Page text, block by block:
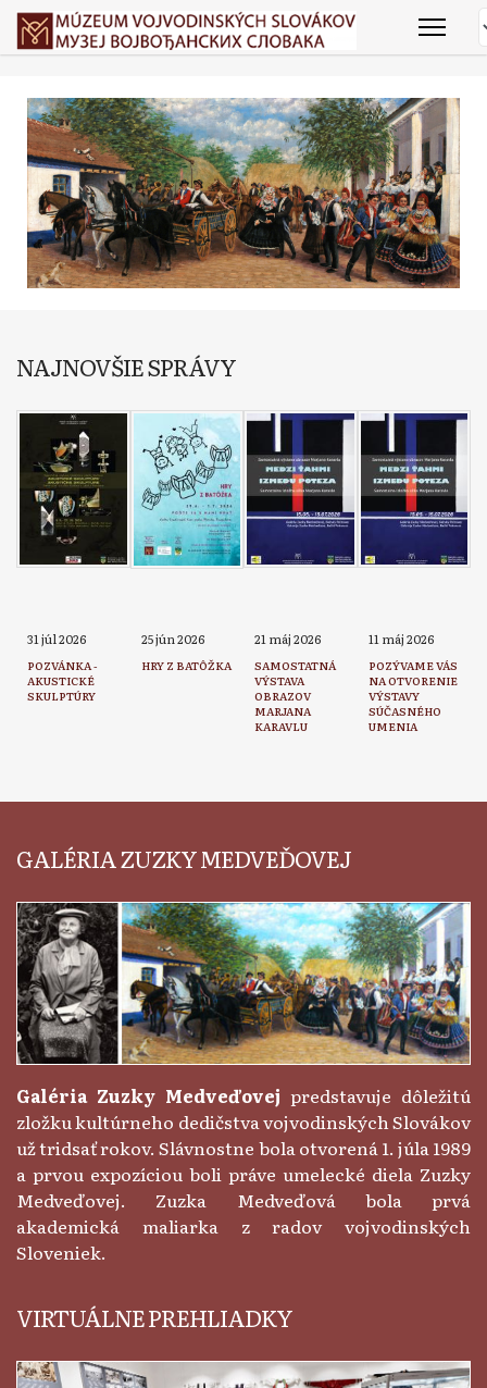
NAJNOVŠIE SPRÁVY
31 júl 2026
POZVÁNKA -
AKUSTICKÉ
SKULPTÚRY
25 jún 2026
HRY Z BATÔŽKA
21 máj 2026
SAMOSTATNÁ
VÝSTAVA
OBRAZOV
MARJANA
KARAVLU
11 máj 2026
POZÝVAME VÁS
NA OTVORENIE
VÝSTAVY
SÚČASNÉHO
UMENIA
GALÉRIA ZUZKY MEDVEĎOVEJ
Galéria Zuzky Medveďovej predstavuje dôležitú
zložku kultúrneho dedičstva vojvodinských Slovákov
už tridsať rokov. Slávnostne bola otvorená 1. júla 1989
a prvou expozíciou boli práve umelecké diela Zuzky
Medveďovej. Zuzka Medveďová bola prvá
akademická maliarka z radov vojvodinských
Sloveniek.
VIRTUÁLNE PREHLIADKY